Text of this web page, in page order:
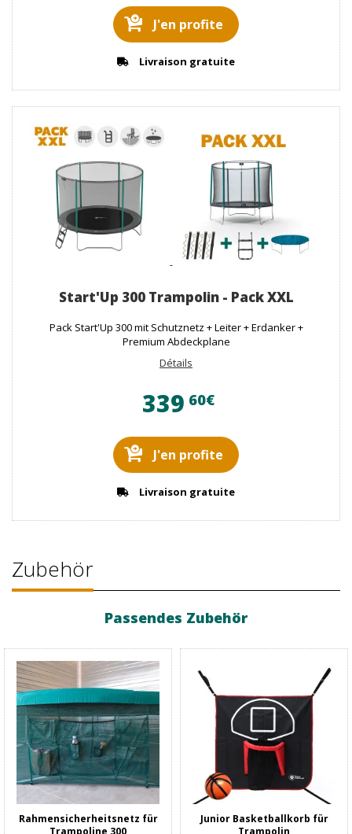
J'en profite
Livraison gratuite
Start'Up 300 Trampolin - Pack XXL
Pack Start'Up 300 mit Schutznetz + Leiter + Erdanker +
Premium Abdeckplane
Détails
339 60€
J'en profite
Livraison gratuite
Zubehör
Passendes Zubehör
Rahmensicherheitsnetz für
Junior Basketballkorb für